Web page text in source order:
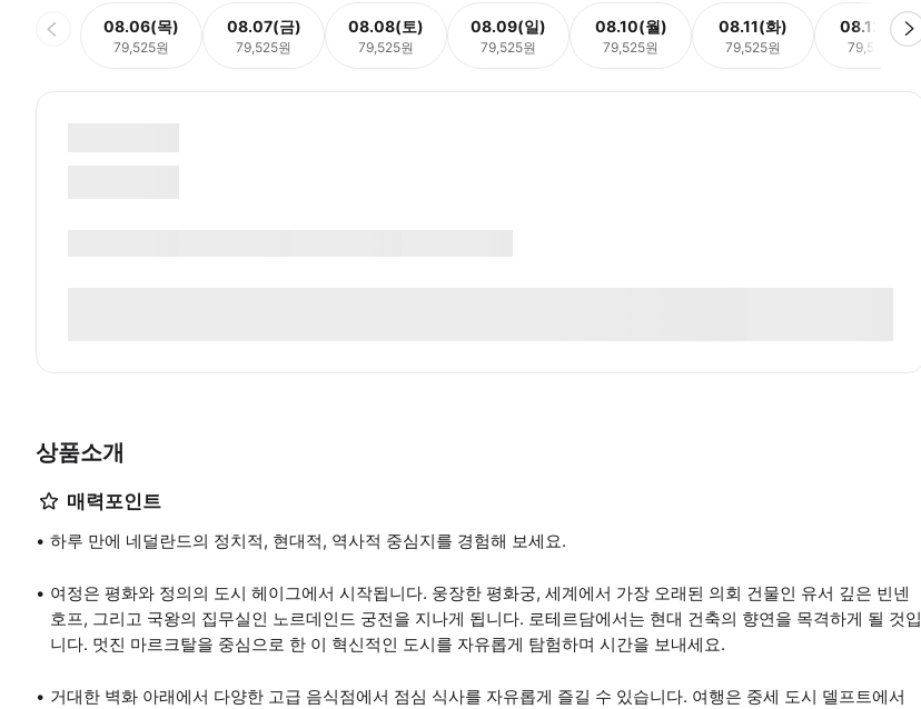
08.06(목)
79,525원
08.07(금)
79,525원
08.08(토)
79,525원
08.09(일)
79,525원
08.10(월)
79,525원
08.11(화)
79,525원
08.12(수)
79,525원
상품소개
매력포인트
하루 만에 네덜란드의 정치적, 현대적, 역사적 중심지를 경험해 보세요.
여정은 평화와 정의의 도시 헤이그에서 시작됩니다. 웅장한 평화궁, 세계에서 가장 오래된 의회 건물인 유서 깊은 빈넨
호프, 그리고 국왕의 집무실인 노르데인드 궁전을 지나게 됩니다. 로테르담에서는 현대 건축의 향연을 목격하게 될 것입
니다. 멋진 마르크탈을 중심으로 한 이 혁신적인 도시를 자유롭게 탐험하며 시간을 보내세요.
거대한 벽화 아래에서 다양한 고급 음식점에서 점심 식사를 자유롭게 즐길 수 있습니다. 여행은 중세 도시 델프트에서